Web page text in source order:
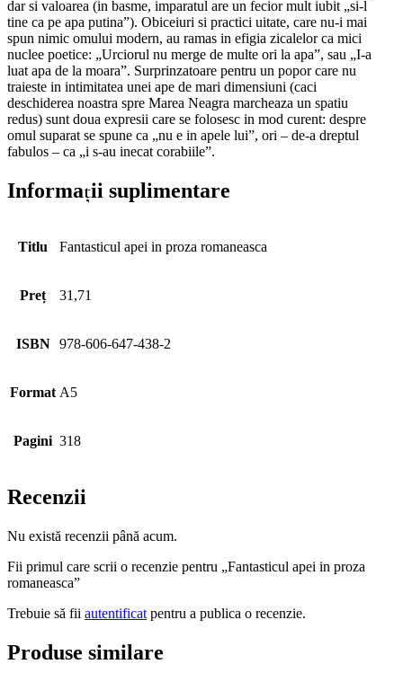
dar si valoarea (in basme, imparatul are un fecior mult iubit „si-l
tine ca pe apa putina”). Obiceiuri si practici uitate, care nu-i mai
spun nimic omului modern, au ramas in efigia zicalelor ca mici
nuclee poetice: „Urciorul nu merge de multe ori la apa”, sau „I-a
luat apa de la moara”. Surprinzatoare pentru un popor care nu
traieste in intimitatea unei ape de mari dimensiuni (caci
deschiderea noastra spre Marea Neagra marcheaza un spatiu
redus) sunt doua expresii care se folosesc in mod curent: despre
omul suparat se spune ca „nu e in apele lui”, ori – de-a dreptul
fabulos – ca „i s-au inecat corabiile”.
Informații suplimentare
Titlu Fantasticul apei in proza romaneasca
Preț 31,71
ISBN 978-606-647-438-2
Format A5
Pagini 318
Recenzii
Nu există recenzii până acum.
Fii primul care scrii o recenzie pentru „Fantasticul apei in proza
romaneasca”
Trebuie să fii autentificat pentru a publica o recenzie.
Produse similare